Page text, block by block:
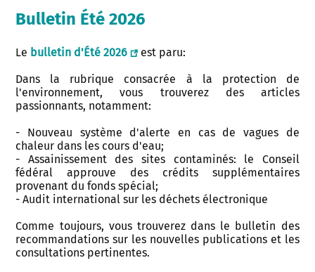
Bulletin Été 2026
Le bulletin d'Été 2026
est paru:
Dans la rubrique consacrée à la protection de
l'environnement, vous trouverez des articles
passionnants, notamment:
- Nouveau système d'alerte en cas de vagues de
chaleur dans les cours d'eau;
- Assainissement des sites contaminés: le Conseil
fédéral approuve des crédits supplémentaires
provenant du fonds spécial;
- Audit international sur les déchets électronique
Comme toujours, vous trouverez dans le bulletin des
recommandations sur les nouvelles publications et les
consultations pertinentes.